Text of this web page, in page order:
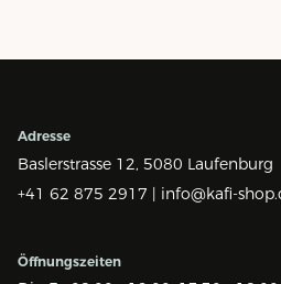
Adresse
Baslerstrasse 12, 5080 Laufenburg
+41 62 875 2917 | info@kafi-
Öffnungszeiten